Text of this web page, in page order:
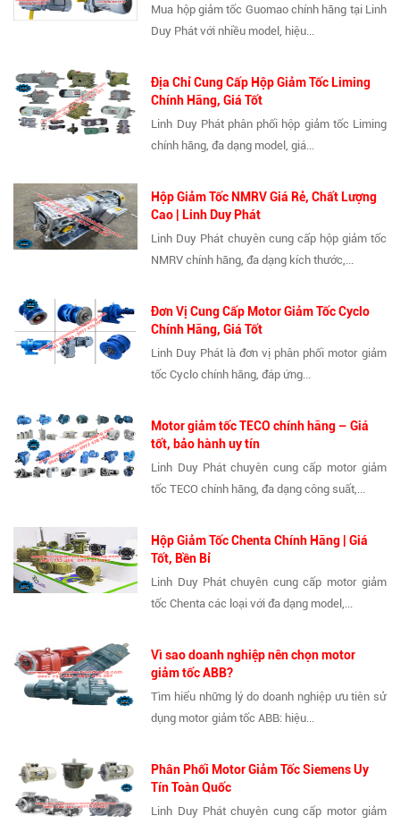
Mua hộp giảm tốc Guomao chính hãng tại Linh
Duy Phát với nhiều model, hiệu...
Địa Chỉ Cung Cấp Hộp Giảm Tốc Liming
Chính Hãng, Giá Tốt
Linh Duy Phát phân phối hộp giảm tốc Liming
chính hãng, đa dạng model, giá...
Hộp Giảm Tốc NMRV Giá Rẻ, Chất Lượng
Cao | Linh Duy Phát
Linh Duy Phát chuyên cung cấp hộp giảm tốc
NMRV chính hãng, đa dạng kích thước,...
Đơn Vị Cung Cấp Motor Giảm Tốc Cyclo
Chính Hãng, Giá Tốt
Linh Duy Phát là đơn vị phân phối motor giảm
tốc Cyclo chính hãng, đáp ứng...
Motor giảm tốc TECO chính hãng – Giá
tốt, bảo hành uy tín
Linh Duy Phát chuyên cung cấp motor giảm
tốc TECO chính hãng, đa dạng công suất,...
Hộp Giảm Tốc Chenta Chính Hãng | Giá
Tốt, Bền Bỉ
Linh Duy Phát chuyên cung cấp motor giảm
tốc Chenta các loại với đa dạng model,...
Vì sao doanh nghiệp nên chọn motor
giảm tốc ABB?
Tìm hiểu những lý do doanh nghiệp ưu tiên sử
dụng motor giảm tốc ABB: hiệu...
Phân Phối Motor Giảm Tốc Siemens Uy
Tín Toàn Quốc
Linh Duy Phát chuyên cung cấp motor giảm